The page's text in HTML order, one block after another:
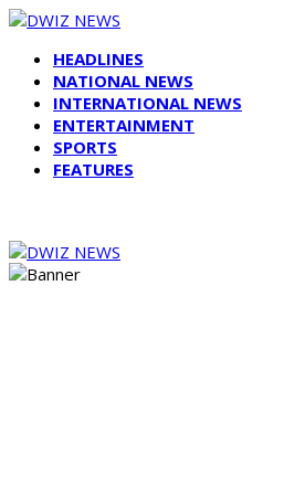
HEADLINES
NATIONAL NEWS
INTERNATIONAL NEWS
ENTERTAINMENT
SPORTS
FEATURES